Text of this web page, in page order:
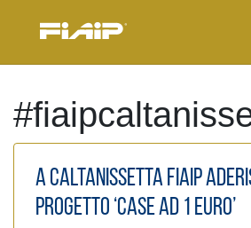
A Caltanissetta Fiaip
progetto ‘Case ad 1 Euro’